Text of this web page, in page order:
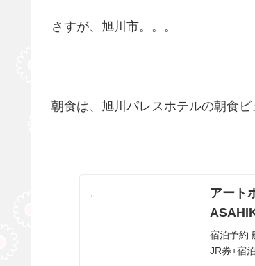
さすが、旭川市。。。
朝食は、旭川パレスホテルの朝食ビ
アート
宿泊予約
JR券+宿